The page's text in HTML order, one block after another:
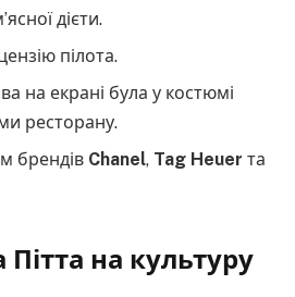
дієти.
пілота.
на екрані була у костюмі
ресторану.
брендів Chanel, Tag Heuer та
на культуру